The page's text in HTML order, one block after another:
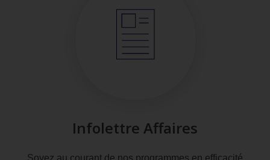
Infolettre Affaires